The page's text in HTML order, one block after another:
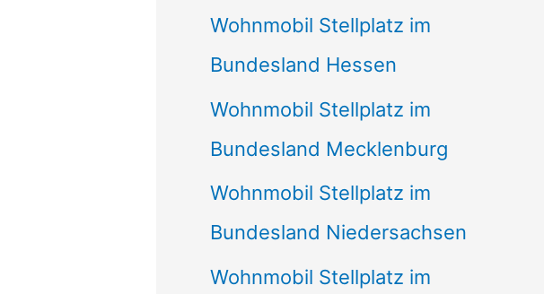
Wohnmobil Stellplatz im
Bundesland Hessen
Wohnmobil Stellplatz im
Bundesland Mecklenburg
Wohnmobil Stellplatz im
Bundesland Niedersachsen
Wohnmobil Stellplatz im